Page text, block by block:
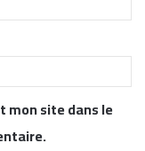
mon site dans le